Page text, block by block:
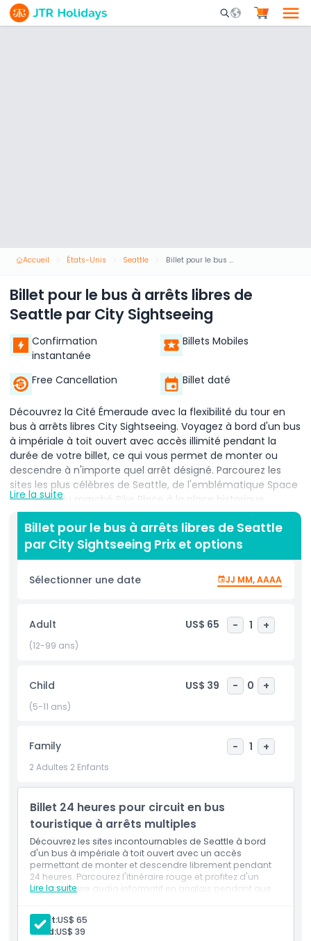
Mobile Search
Accueil États-Unis Seattle Billet pour le bus à arrêts libres de Seattle par City Sightseeing
Billet pour le bus à arrêts libres de
Seattle par City Sightseeing
Confirmation
instantanée
Billets Mobiles
Free Cancellation Billet daté
Découvrez la Cité Émeraude avec la flexibilité du tour en
bus à arrêts libres City Sightseeing. Voyagez à bord d'un bus
à impériale à toit ouvert avec accès illimité pendant la
durée de votre billet, ce qui vous permet de monter ou
descendre à n'importe quel arrêt désigné. Parcourez les
sites les plus célèbres de Seattle, de l'emblématique Space
Needle et du marché Pike Place à la place historique
Pioneer Square et à la vibrante porte de Chinatown. Avec
un guide audio disponible en anglais, obtenez des
informations fascinantes sur l'histoire, l'architecture et la
culture de la ville pendant votre trajet. L'itinéraire rouge relie
des monuments incontournables et des quartiers
populaires, vous offrant la liberté d'explorer à pied avant de
front de mer, des lieux culturels animés ou des attractions
modernes comme les Sphères d'Amazon, cette visite offre
un moyen pratique de voir plus en moins de temps.
depuis le pont supérieur et profitez au maximum du
charme de Seattle avec un seul billet.
Inclus
Politique enfant/adulte
À savoir
Emplacement
Politique d'annulation
Lire la suite
Billet pour le bus à arrêts libres de Seattle
par City Sightseeing Prix et options
Sélectionner une date JJ MM, AAAA
Adult US$ 65 - 1 +
(12-99 ans)
Child US$ 39 - 0 +
(5-11 ans)
Family - 1 +
2 Adultes 2 Enfants
Billet 24 heures pour circuit en bus
touristique à arrêts multiples
Découvrez les sites incontournables de Seattle à bord
d'un bus à impériale à toit ouvert avec un accès
permettant de monter et descendre librement pendant
24 heures. Parcourez l'itinéraire rouge et profitez d'un
commentaire audio informatif en anglais pendant que
votre rythme.
Lire la suite
Adult:US$ 65
Child:US$ 39